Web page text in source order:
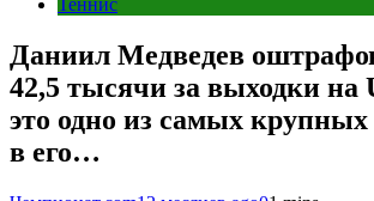
Теннис
Даниил Медведев
42,5 тысячи за выходки на
это одно из самых
в его…